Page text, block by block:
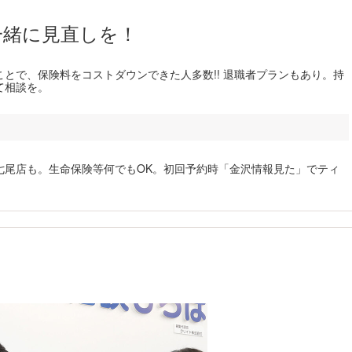
に見直しを！
で、保険料をコストダウンできた人多数!! 退職者プランもあり。持
談を。
店も。生命保険等何でもOK。初回予約時「金沢情報見た」でティ